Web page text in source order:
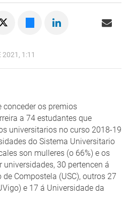
2021, 1:11
conceder os premios
a 74 estudantes que
universitarios no curso 2018-19
do Sistema Universitario
son mulleres (o 66%) e os
30 pertencen á
Compostela (USC), outros 27
e 17 á Universidade da